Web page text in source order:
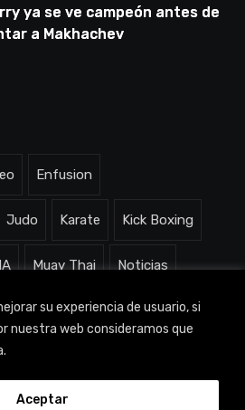
su experiencia de usuario, si
nuestra web consideramos que
Aceptar
ya se ve campeón antes de
a Makhachev
Enfusion
Judo Karate Kick Boxing
Muay Thai Noticias
Slam Arena Uncategorized